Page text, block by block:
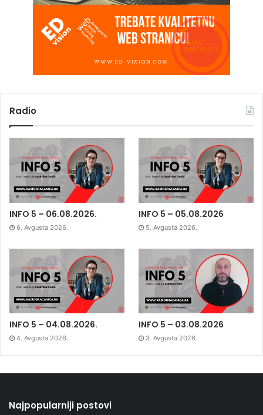
Radio
INFO 5 – 06.08.2026.
6. Avgusta 2026.
INFO 5 – 05.08.2026
5. Avgusta 2026.
INFO 5 – 04.08.2026.
4. Avgusta 2026.
INFO 5 – 03.08.2026
3. Avgusta 2026.
Najpopularniji postovi